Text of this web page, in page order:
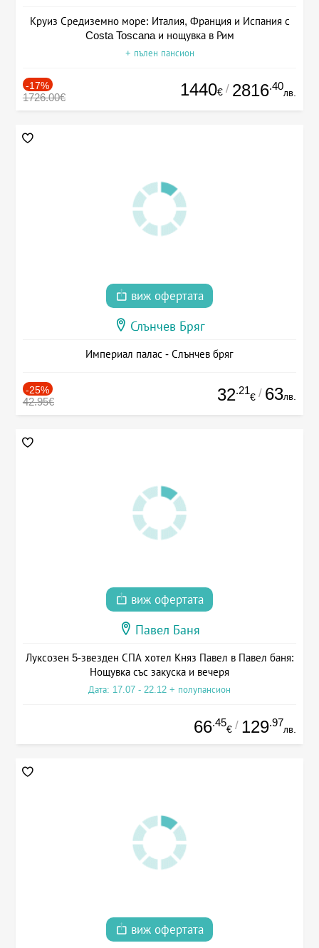
Круиз Средиземно море: Италия, Франция и Испания с
Costa Toscana и нощувка в Рим
+ пълен пансион
-17%
1726.00€ 1440€ / 2816.40
лв.
виж офертата
Слънчев Бряг
Империал палас - Слънчев бряг
-25%
42.95€ 32.21
€ / 63лв.
виж офертата
Павел Баня
Луксозен 5-звезден СПА хотел Княз Павел в Павел баня:
Нощувка със закуска и вечеря
Дата: 17.07 - 22.12 + полупансион
66.45
€ / 129.97
лв.
виж офертата